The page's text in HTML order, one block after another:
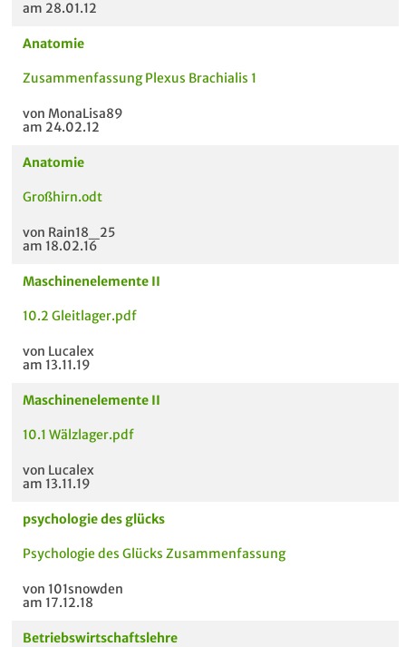
am 28.01.12
Anatomie
Zusammenfassung Plexus Brachialis 1
von MonaLisa89
am 24.02.12
Anatomie
Großhirn.odt
von Rain18_25
am 18.02.16
Maschinenelemente II
10.2 Gleitlager.pdf
von Lucalex
am 13.11.19
Maschinenelemente II
10.1 Wälzlager.pdf
von Lucalex
am 13.11.19
psychologie des glücks
Psychologie des Glücks Zusammenfassung
von 101snowden
am 17.12.18
Betriebswirtschaftslehre